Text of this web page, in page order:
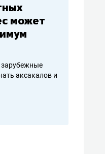
может
зарубежные
аксакалов и